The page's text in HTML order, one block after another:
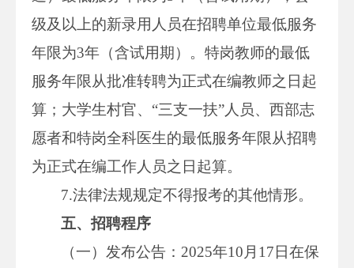
级及以上的新录用人员在招聘单位最低服务
年限为3年（含试用期）。特岗教师的最低
服务年限从批准转聘为正式在编教师之日起
算；大学生村官、“三支一扶”人员、西部志
愿者和特岗全科医生的最低服务年限从招聘
为正式在编工作人员之日起算。
7.法律法规规定不得报考的其他情形。
五、招聘程序
（一）发布公告：2025年10月17日在保